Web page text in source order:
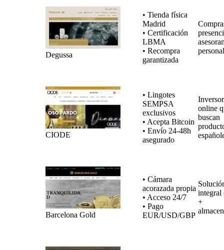
Degussa
• Tienda física
Madrid
• Certificación
LBMA
• Recompra
garantizada
CIODE
• Lingotes
SEMPSA
exclusivos
• Acepta Bitcoin
• Envío 24-48h
asegurado
online
buscan
Barcelona Gold
• Cámara
acorazada propia
• Acceso 24/7
• Pago
EUR/USD/GBP
integral
+